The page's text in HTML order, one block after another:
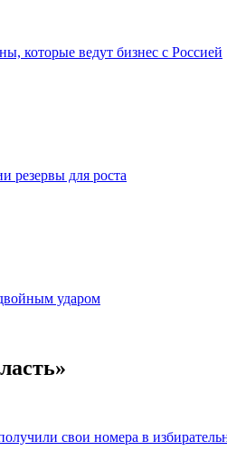
которые ведут бизнес с Россией
резервы для роста
ударом
свои номера в